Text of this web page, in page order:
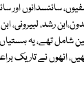
سائنسدانوں اور
رشد، لبیرونی،
شامل تھے، یہ
انھوں نے تاریک